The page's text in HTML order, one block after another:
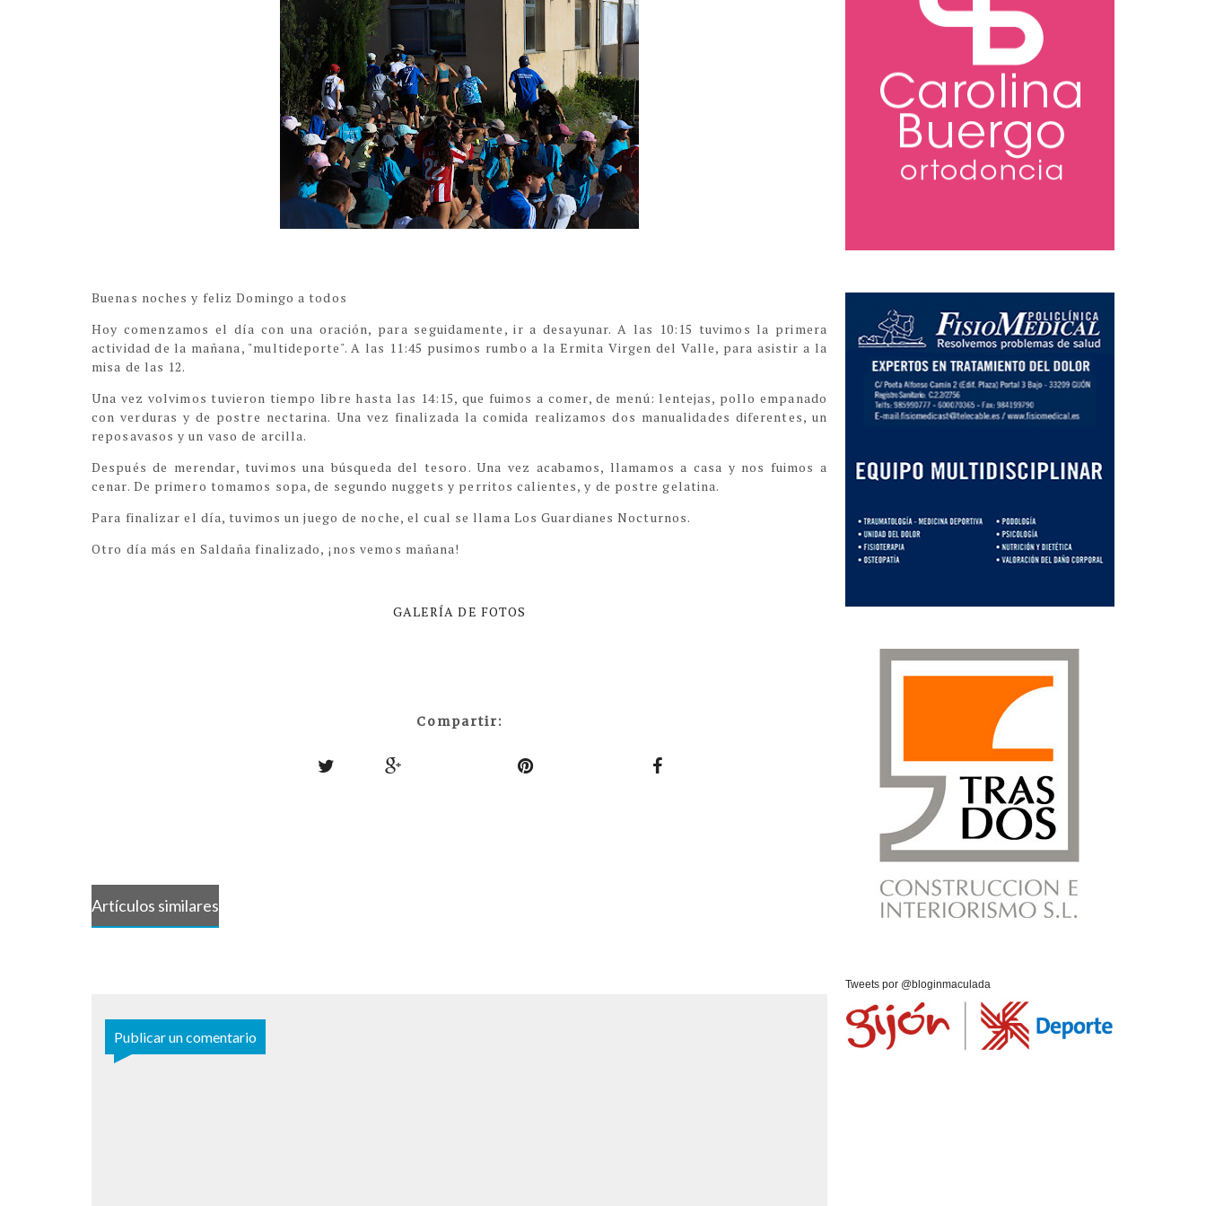
Buenas noches y feliz Domingo a todos
Hoy comenzamos el día con una oración, para seguidamente, ir a desayunar. A las 10:15 tuvimos la primera
actividad de la mañana, "multideporte". A las 11:45 pusimos rumbo a la Ermita Virgen del Valle, para asistir a la
misa de las 12.
Una vez volvimos tuvieron tiempo libre hasta las 14:15, que fuimos a comer, de menú: lentejas, pollo empanado
con verduras y de postre nectarina. Una vez finalizada la comida realizamos dos manualidades diferentes, un
reposavasos y un vaso de arcilla.
Después de merendar, tuvimos una búsqueda del tesoro. Una vez acabamos, llamamos a casa y nos fuimos a
cenar. De primero tomamos sopa, de segundo nuggets y perritos calientes, y de postre gelatina.
Para finalizar el día, tuvimos un juego de noche, el cual se llama Los Guardianes Nocturnos.
Otro día más en Saldaña finalizado, ¡nos vemos mañana!
GALERÍA DE FOTOS
Compartir:
Artículos similares
Publicar un comentario
Tweets por @bloginmaculada